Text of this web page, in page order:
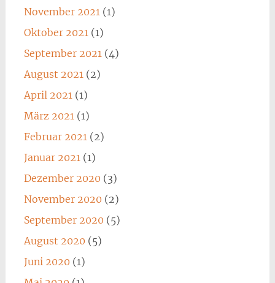
November 2021(1)
Oktober 2021(1)
September 2021(4)
August 2021(2)
April 2021(1)
März 2021(1)
Februar 2021(2)
Januar 2021(1)
Dezember 2020 (3)
November 2020 (2)
September 2020 (5)
August 2020 (5)
Juni 2020 (1)